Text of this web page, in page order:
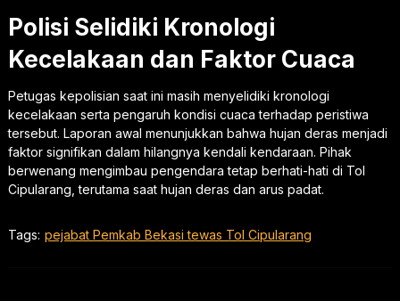
Polisi Selidiki Kronologi
Kecelakaan dan Faktor Cuaca
Petugas kepolisian saat ini masih menyelidiki kronologi
kecelakaan serta pengaruh kondisi cuaca terhadap peristiwa
tersebut. Laporan awal menunjukkan bahwa hujan deras menjadi
faktor signifikan dalam hilangnya kendali kendaraan. Pihak
berwenang mengimbau pengendara tetap berhati-hati di Tol
Cipularang, terutama saat hujan deras dan arus padat.
Tags: pejabat Pemkab Bekasi tewas Tol Cipularang